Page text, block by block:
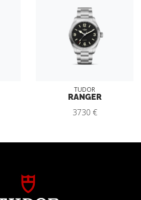
TUDOR
RANGER
3730 €